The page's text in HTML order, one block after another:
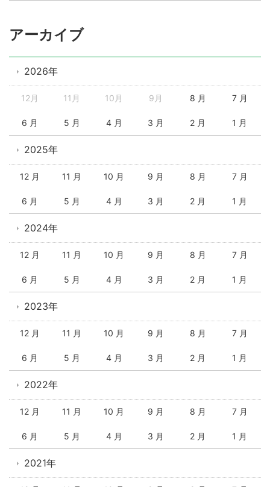
アーカイブ
2026年
12月 11月 10月 9月 8 月 7 月
6 月 5 月 4 月 3 月 2 月 1 月
2025年
12 月 11 月 10 月 9 月 8 月 7 月
6 月 5 月 4 月 3 月 2 月 1 月
2024年
12 月 11 月 10 月 9 月 8 月 7 月
6 月 5 月 4 月 3 月 2 月 1 月
2023年
12 月 11 月 10 月 9 月 8 月 7 月
6 月 5 月 4 月 3 月 2 月 1 月
2022年
12 月 11 月 10 月 9 月 8 月 7 月
6 月 5 月 4 月 3 月 2 月 1 月
2021年